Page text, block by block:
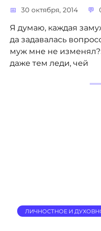
30 октября, 2014
Я думаю, каждая
да задавалась
муж мне не
даже тем леди, чей
ЛИЧНОСТНОЕ И